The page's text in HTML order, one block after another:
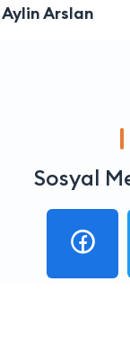
Aslı Akın
Sosyal